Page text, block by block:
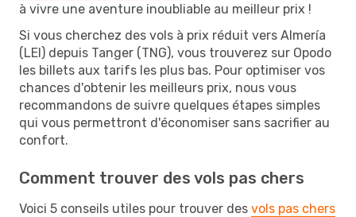
à vivre une aventure inoubliable au meilleur prix !
Si vous cherchez des vols à prix réduit vers Almería
(LEI) depuis Tanger (TNG), vous trouverez sur Opodo
les billets aux tarifs les plus bas. Pour optimiser vos
chances d'obtenir les meilleurs prix, nous vous
recommandons de suivre quelques étapes simples
qui vous permettront d'économiser sans sacrifier au
confort.
Comment trouver des vols pas chers
Voici 5 conseils utiles pour trouver des vols pas chers